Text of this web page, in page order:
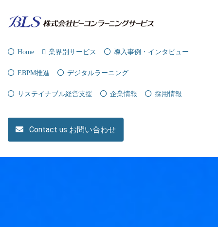
Home 業界別サービス 導入事例・インタビュー
EBPM推進 デジタルラーニング
サステイナブル経営支援 企業情報 採用情報
Contact us お問い合わせ